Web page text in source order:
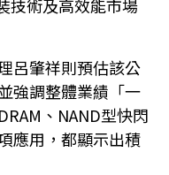
技術及高效能市場
呂肇祥則預估該公
強調整體業績「一
、NAND型快閃
應用，都顯示出積